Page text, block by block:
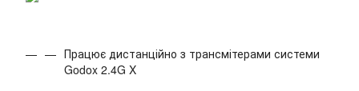
Працює дистанційно з трансмітерами системи
Godox 2.4G X